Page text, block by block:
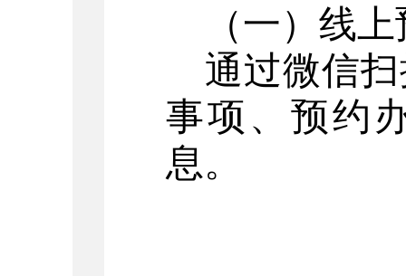
（一） 线上
通过微信
事项、预约
息。